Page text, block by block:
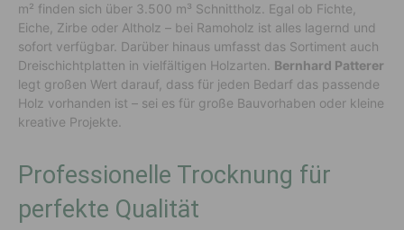
m² finden sich über 3.500 m³ Schnittholz. Egal ob Fichte,
Eiche, Zirbe oder Altholz – bei Ramoholz ist alles lagernd und
sofort verfügbar. Darüber hinaus umfasst das Sortiment auch
Dreischichtplatten in vielfältigen Holzarten. Bernhard Patterer
legt großen Wert darauf, dass für jeden Bedarf das passende
Holz vorhanden ist – sei es für große Bauvorhaben oder kleine
kreative Projekte.
Professionelle Trocknung für
perfekte Qualität